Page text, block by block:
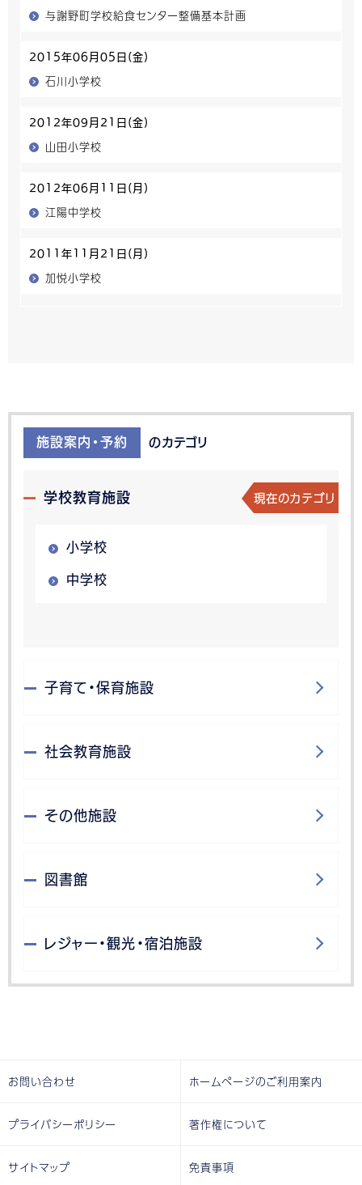
与謝野町学校給食センター整備基本計画
2015年06月05日(金)
石川小学校
2012年09月21日(金)
山田小学校
2012年06月11日(月)
江陽中学校
2011年11月21日(月)
加悦小学校
施設案内・予約 のカテゴリ
学校教育施設 現在のカテゴリ
小学校
中学校
子育て・保育施設
社会教育施設
その他施設
図書館
レジャー・観光・宿泊施設
お問い合わせ ホームページのご利用案内
プライバシーポリシー 著作権について
サイトマップ 免責事項